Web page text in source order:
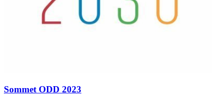
Sommet ODD 2023